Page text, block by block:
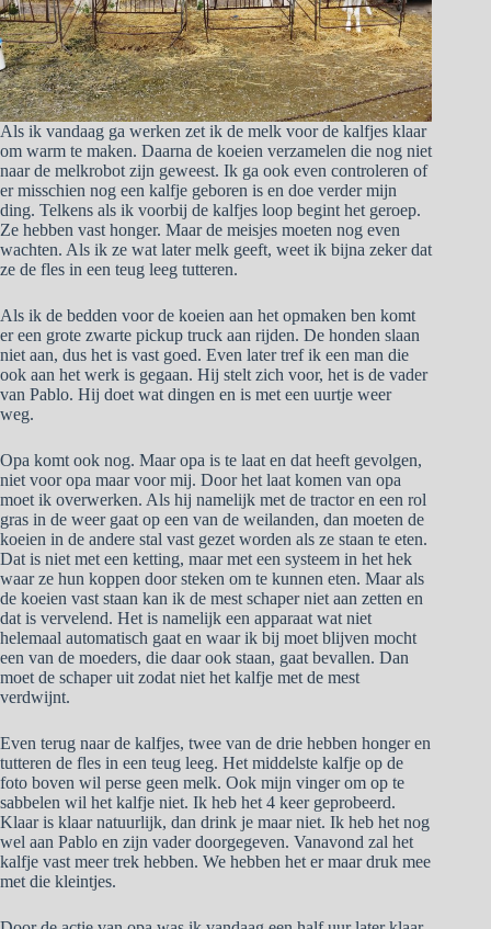
Als ik vandaag ga werken zet ik de melk voor de kalfjes klaar
om warm te maken. Daarna de koeien verzamelen die nog niet
naar de melkrobot zijn geweest. Ik ga ook even controleren of
er misschien nog een kalfje geboren is en doe verder mijn
ding. Telkens als ik voorbij de kalfjes loop begint het geroep.
Ze hebben vast honger. Maar de meisjes moeten nog even
wachten. Als ik ze wat later melk geeft, weet ik bijna zeker dat
ze de fles in een teug leeg tutteren.
Als ik de bedden voor de koeien aan het opmaken ben komt
er een grote zwarte pickup truck aan rijden. De honden slaan
niet aan, dus het is vast goed. Even later tref ik een man die
ook aan het werk is gegaan. Hij stelt zich voor, het is de vader
van Pablo. Hij doet wat dingen en is met een uurtje weer
weg.
Opa komt ook nog. Maar opa is te laat en dat heeft gevolgen,
niet voor opa maar voor mij. Door het laat komen van opa
moet ik overwerken. Als hij namelijk met de tractor en een rol
gras in de weer gaat op een van de weilanden, dan moeten de
koeien in de andere stal vast gezet worden als ze staan te eten.
Dat is niet met een ketting, maar met een systeem in het hek
waar ze hun koppen door steken om te kunnen eten. Maar als
de koeien vast staan kan ik de mest schaper niet aan zetten en
dat is vervelend. Het is namelijk een apparaat wat niet
helemaal automatisch gaat en waar ik bij moet blijven mocht
een van de moeders, die daar ook staan, gaat bevallen. Dan
moet de schaper uit zodat niet het kalfje met de mest
verdwijnt.
Even terug naar de kalfjes, twee van de drie hebben honger en
tutteren de fles in een teug leeg. Het middelste kalfje op de
foto boven wil perse geen melk. Ook mijn vinger om op te
sabbelen wil het kalfje niet. Ik heb het 4 keer geprobeerd.
Klaar is klaar natuurlijk, dan drink je maar niet. Ik heb het nog
wel aan Pablo en zijn vader doorgegeven. Vanavond zal het
kalfje vast meer trek hebben. We hebben het er maar druk mee
met die kleintjes.